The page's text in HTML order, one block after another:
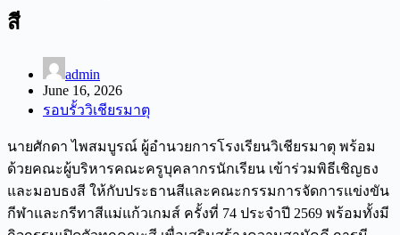
สี
admin
June 16, 2026
รอบรั้ววิเชียรมาตุ
นายศักดา ไพสมบูรณ์ ผู้อำนวยการโรงเรียนวิเชียรมาตุ พร้อม
ด้วยคณะผู้บริหารคณะครูบุคลากรนักเรียน เข้าร่วมพิธีเชิญธง
และมอบธงสี ให้กับประธานสีและคณะกรรมการจัดการแข่งขัน
กีฬาและกรีทาสีแม่แก้วเกมส์ ครั้งที่ 74 ประจำปี 2569 พร้อมทั้งมี